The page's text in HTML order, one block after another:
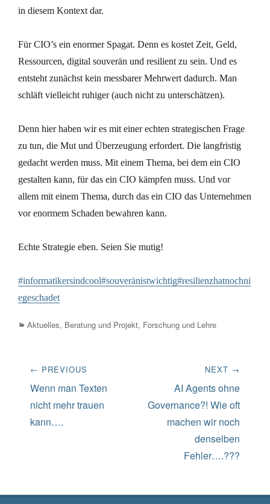
in diesem Kontext dar.
Für CIO’s ein enormer Spagat. Denn es kostet Zeit, Geld,
Ressourcen, digital souverän und resilient zu sein. Und es
entsteht zunächst kein messbarer Mehrwert dadurch. Man
schläft vielleicht ruhiger (auch nicht zu unterschätzen).
Denn hier haben wir es mit einer echten strategischen Frage
zu tun, die Mut und Überzeugung erfordert. Die langfristig
gedacht werden muss. Mit einem Thema, bei dem ein CIO
gestalten kann, für das ein CIO kämpfen muss. Und vor
allem mit einem Thema, durch das ein CIO das Unternehmen
vor enormem Schaden bewahren kann.
Echte Strategie eben. Seien Sie mutig!
#informatikersindcool#souveränistwichtig#resilienzhatnochni
egeschadet
Categories
Aktuelles, Beratung und Projekt, Forschung und Lehre
Beitrags-
Navigation
← PREVIOUS
Previous
post:
Wenn man Texten
nicht mehr trauen
kann….
NEXT →
post:
AI Agents ohne
Governance?! Wie oft
machen wir noch
denselben
Fehler….???